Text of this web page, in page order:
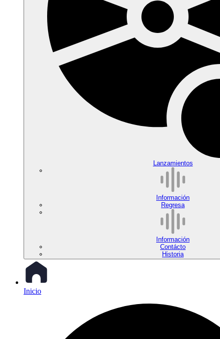
Lanzamientos
Información
Regresa
Información
Contácto
Historia
Inicio